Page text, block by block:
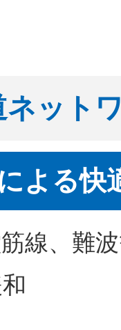
ネット
よる快
線、難